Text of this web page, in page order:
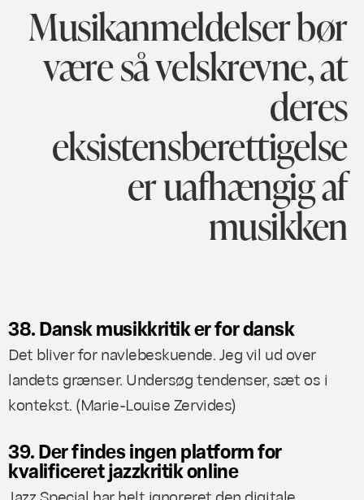
Musikanmeldelser bør
være så velskrevne, at
deres
eksistensberettigelse
er uafhængig af
musikken
38. Dansk musikkritik er for dansk
Det bliver for navlebeskuende. Jeg vil ud over
landets grænser. Undersøg tendenser, sæt os i
kontekst. (Marie-Louise Zervides)
39. Der findes ingen platform for
kvalificeret jazzkritik online
Jazz Special har helt ignoreret den digitale